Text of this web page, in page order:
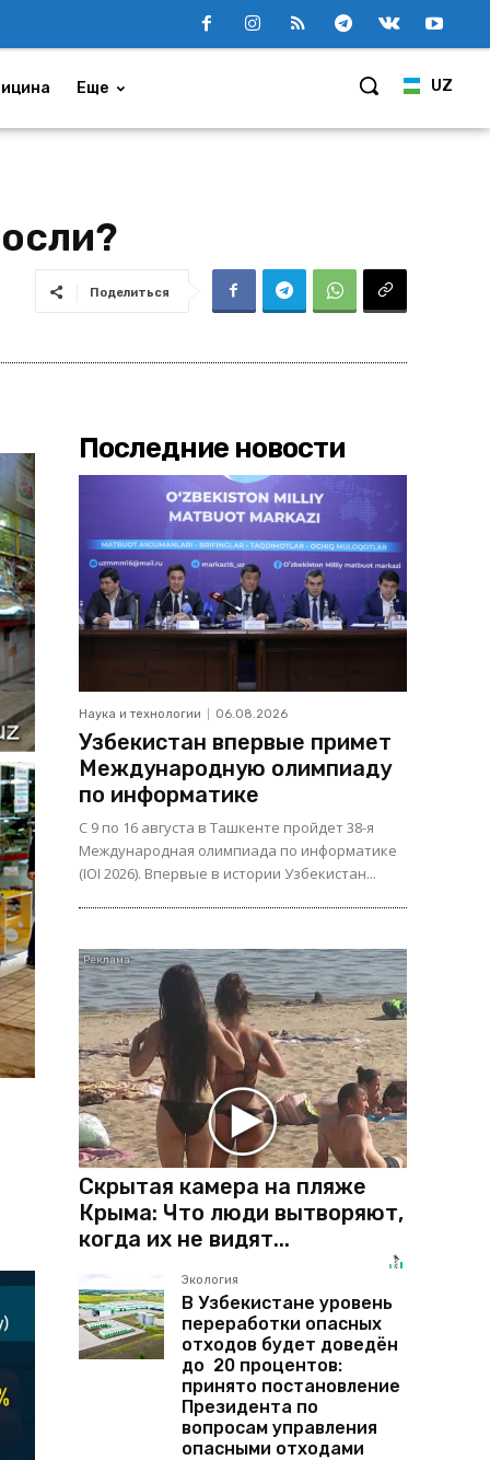
UZ
Еще
Поделиться
Последние новости
Наука и технологии 06.08.2026
Узбекистан впервые примет
Международную олимпиаду
по информатике
С 9 по 16 августа в Ташкенте пройдет 38-я
Международная олимпиада по информатике
(IOI 2026). Впервые в истории Узбекистан...
Скрытая камера на пляже
Крыма: Что люди вытворяют,
когда их не видят...
Экология
В Узбекистане уровень
переработки опасных
отходов будет доведён
до 20 процентов:
принято постановление
Президента по
вопросам управления
опасными отходами